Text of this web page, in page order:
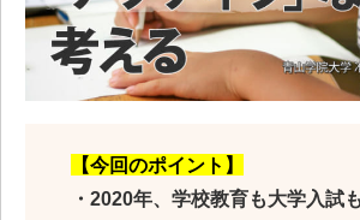
【今回のポイント】
・2020年、学校教育も大学入試